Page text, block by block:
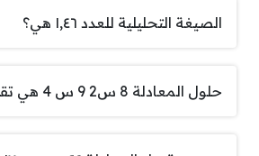
الصيغة التحليلية للعدد ١,٤٦ هي؟
حلول المعادلة 8 س2 9 س 4 هي تقريبًا: